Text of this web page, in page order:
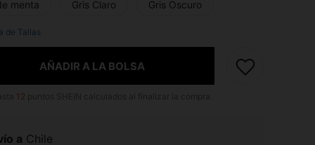
menta Gris Claro Gris Oscuro
de Tallas
AÑADIR A LA BOLSA
12
a Chile